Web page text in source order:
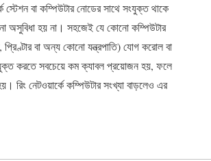
স্টেশন বা কম্পিউটার নোডের সাথে সংযুক্ত থাকে
অসুবিধা হয় না। সহজেই যে কোনো কম্পিউটার
বা অন্য কোনো যন্ত্রপাতি) যোগ করােল বা
করতে সবচেয়ে কম ক্যাবল প্রয়োজন হয়, ফলে
রিং নেটওয়ার্কে কম্পিউটার সংখ্যা বাড়লেও এর